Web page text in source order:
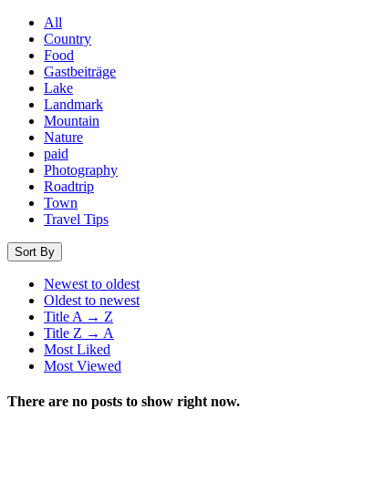
All
Country
Food
Gastbeiträge
Lake
Landmark
Mountain
Nature
paid
Photography
Roadtrip
Town
Travel Tips
Sort By
Newest to oldest
Oldest to newest
Title A → Z
Title Z → A
Most Liked
Most Viewed
There are no posts to show right now.